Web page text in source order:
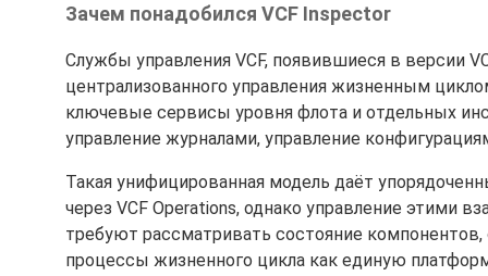
Зачем понадобился VCF Inspector
Службы управления VCF, появившиеся в версии
централизованного управления жизненным
ключевые сервисы уровня флота и отдельных
управление журналами, управление
Такая унифицированная модель даёт
через VCF Operations, однако управление этими
требуют рассматривать состояние
процессы жизненного цикла как единую